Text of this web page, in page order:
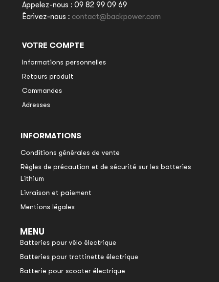
Appelez-nous : 09 82 99 09 69
Écrivez-nous : contact@backpower.com
VOTRE COMPTE
Informations personnelles
Retours produit
Commandes
Adresses
INFORMATIONS
Conditions générales de vente
Règles de précaution et de sécurité sur les batteries
Lithium
Livraison et paiement
Mentions légales
MENU
Batteries pour vélo électrique
Batteries pour trottinette électrique
Batterie pour scooter électrique